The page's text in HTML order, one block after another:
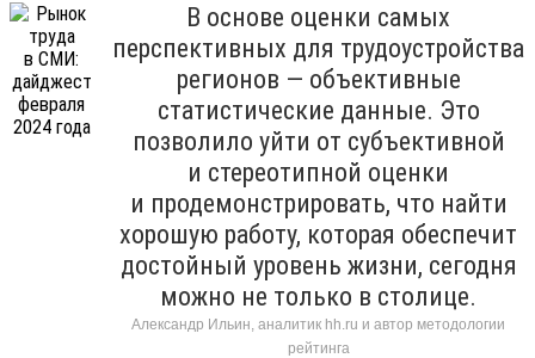
В основе оценки самых
перспективных для трудоустройства
регионов — объективные
статистические данные. Это
позволило уйти от субъективной
и стереотипной оценки
и продемонстрировать, что найти
хорошую работу, которая обеспечит
достойный уровень жизни, сегодня
можно не только в столице.
Александр Ильин, аналитик hh.ru и автор методологии
рейтинга